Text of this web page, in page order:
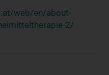
web/en/about-
2/